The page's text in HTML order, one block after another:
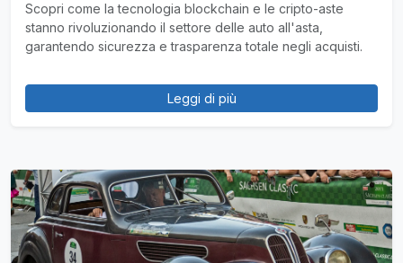
Scopri come la tecnologia blockchain e le cripto-aste
stanno rivoluzionando il settore delle auto all'asta,
garantendo sicurezza e trasparenza totale negli acquisti.
Leggi di più